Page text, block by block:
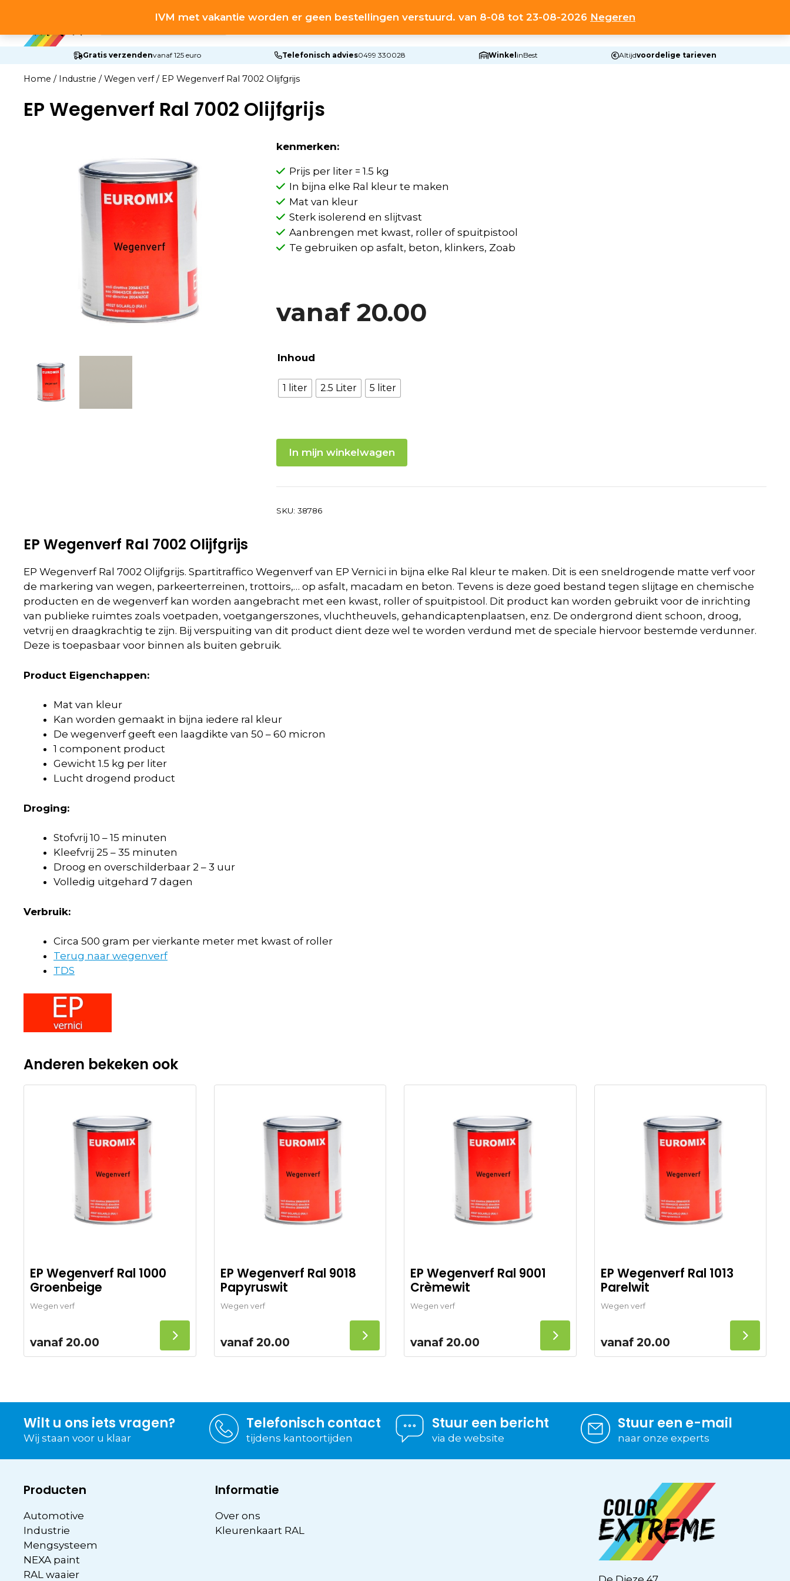
IVM met vakantie worden er geen bestellingen verstuurd. van 8-08 tot 23-08-2026 Negeren
de
HOME SHOP OVER ONS
Gratis verzendenvanaf 125 euro Telefonisch advies0499 330028 Winkel inBest Altijdvoordelige tarieven
Home / Industrie /Wegen verf/ EP Wegenverf Ral 7002 Olijfgrijs
EP Wegenverf Ral 7002 Olijfgrijs
kenmerken:
Prijs per liter = 1.5 kg
In bijna elke Ral kleur te maken
Mat van kleur
Sterk isolerend en slijtvast
Aanbrengen met kwast, roller of spuitpistool
Te gebruiken op asfalt, beton, klinkers, Zoab
vanaf20.00
Inhoud
1 liter 2.5 Liter 5 liter
In mijn winkelwagen
SKU: 38786
EP Wegenverf Ral 7002 Olijfgrijs
EP Wegenverf Ral 7002 Olijfgrijs. Spartitraffico Wegenverf van EP Vernici in bijna elke Ral kleur te maken. Dit is een sneldrogende matte verf voor
de markering van wegen, parkeerterreinen, trottoirs,… op asfalt, macadam en beton. Tevens is deze goed bestand tegen slijtage en chemische
producten en de wegenverf kan worden aangebracht met een kwast, roller of spuitpistool. Dit product kan worden gebruikt voor de inrichting
van publieke ruimtes zoals voetpaden, voetgangerszones, vluchtheuvels, gehandicaptenplaatsen, enz. De ondergrond dient schoon, droog,
vetvrij en draagkrachtig te zijn. Bij verspuiting van dit product dient deze wel te worden verdund met de speciale hiervoor bestemde verdunner.
Deze is toepasbaar voor binnen als buiten gebruik.
Product Eigenchappen:
Mat van kleur
Kan worden gemaakt in bijna iedere ral kleur
De wegenverf geeft een laagdikte van 50 – 60 micron
1 component product
Gewicht 1.5 kg per liter
Lucht drogend product
Droging:
Stofvrij 10 – 15 minuten
Kleefvrij 25 – 35 minuten
Droog en overschilderbaar 2 – 3 uur
Volledig uitgehard 7 dagen
Verbruik:
Circa 500 gram per vierkante meter met kwast of roller
Terug naar wegenverf
TDS
Anderen bekeken ook
EP Wegenverf Ral 1000
Groenbeige
Wegen verf
vanaf 20.00
EP Wegenverf Ral 9018
Papyruswit
Wegen verf
vanaf 20.00
EP Wegenverf Ral 9001
Crèmewit
Wegen verf
vanaf 20.00
EP Wegenverf Ral 1013
Parelwit
Wegen verf
vanaf 20.00
Wilt u ons iets vragen?
Wij staan voor u klaar
Telefonisch contact
tijdens kantoortijden
Stuur een bericht
via de website
Stuur een e-mail
naar onze experts
Producten
Automotive
Industrie
Mengsysteem
NEXA paint
RAL waaier
Informatie
Over ons
Kleurenkaart RAL